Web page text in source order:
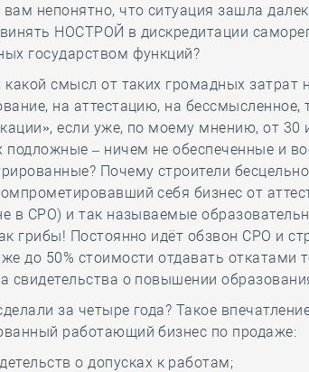
непонятно, что ситуация зашла
НОСТРОЙ в дискредитации
государством функций?
какой смысл от таких громадных затрат
на аттестацию, на
если уже, по моему мнению, от 30
подложные – ничем не обеспеченные и
Почему строители
себя бизнес от
в СРО) и так называемые
грибы! Постоянно идёт обзвон СРО и
до 50% стоимости отдавать откатами
свидетельства о повышении
за четыре года? Такое
работающий бизнес по продаже:
о допусках к работам;